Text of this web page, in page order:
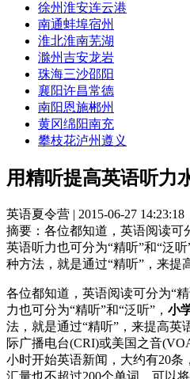
徐州淮安连云港
南通蚌埠宿州
淮北淮南芜湖
滁州吉安龙岩
珠海三沙邵阳
襄阳许昌常德
南阳恩施郴州
黄冈绵阳南充
攀枝花泸州遵义
用精听提高英语听力
英语夏令营 | 2015-06-27 14:23:18
摘要： 各位都知道，英语阅读可
英语听力也可分为“精听”和“泛
种方法，就是通过“精听”，来提
各位都知道，英语阅读可分为“
力也可分为“精听”和“泛听”， 小
法，就是通过“精听”，来提高英
际广播电台(CRI)或美国之音
小时开始英语新闻，大约有20条
汇量也不超过200个单词，可以